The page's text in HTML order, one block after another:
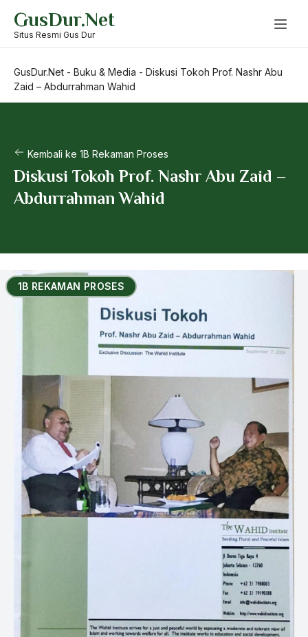
content
GusDur.Net
Situs Resmi Gus Dur
GusDur.Net - Buku & Media - Diskusi Tokoh Prof. Nashr Abu
Zaid – Abdurrahman Wahid
Kembali ke 1B Rekaman Proses
Diskusi Tokoh Prof. Nashr Abu Zaid –
Abdurrahman Wahid
1B REKAMAN PROSES